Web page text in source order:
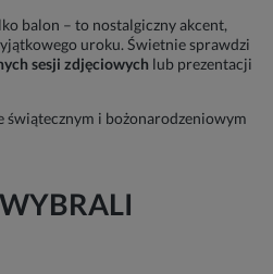
balon – to nostalgiczny akcent,
uroku. Świetnie sprawdzi
sesji zdjęciowych lub prezentacji
i bożonarodzeniowym